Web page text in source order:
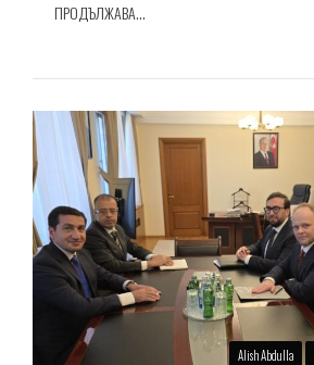
ПРОДЪЛЖАВА...
Alish Abdulla